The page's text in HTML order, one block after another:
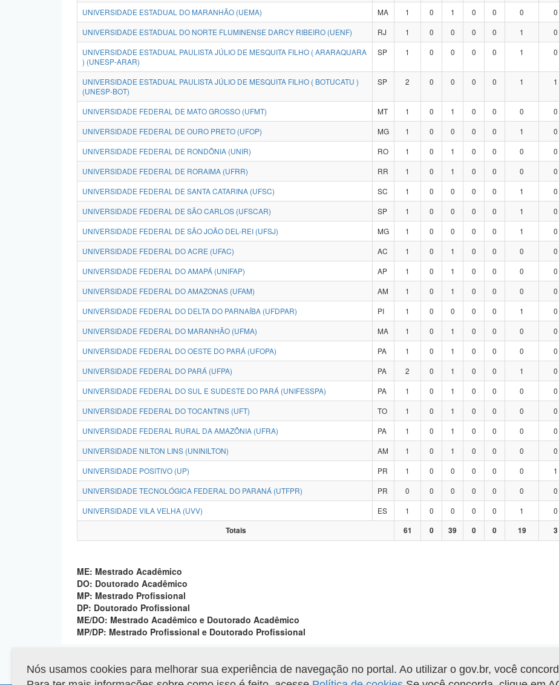
UNIVERSIDADE ESTADUAL DO MARANHÃO (UEMA)
MA 1 0 1 0 0 0 0
UNIVERSIDADE ESTADUAL DO NORTE FLUMINENSE DARCY RIBEIRO (UENF)
RJ 1 0 0 0 0 1 0
UNIVERSIDADE ESTADUAL PAULISTA JÚLIO DE MESQUITA FILHO ( ARARAQUARA
) (UNESP-ARAR)
SP 1 0 0 0 0 1 0
UNIVERSIDADE ESTADUAL PAULISTA JÚLIO DE MESQUITA FILHO ( BOTUCATU )
(UNESP-BOT)
SP 2 0 0 0 0 1 1
UNIVERSIDADE FEDERAL DE MATO GROSSO (UFMT) MT 1 0 1 0 0 0 0
UNIVERSIDADE FEDERAL DE OURO PRETO (UFOP)
MG 1 0 0 0 0 1 0
UNIVERSIDADE FEDERAL DE RONDÔNIA (UNIR)
RO 1 0 1 0 0 0 0
UNIVERSIDADE FEDERAL DE RORAIMA (UFRR)
RR 1 0 1 0 0 0 0
UNIVERSIDADE FEDERAL DE SANTA CATARINA (UFSC)
SC 1 0 0 0 0 1 0
UNIVERSIDADE FEDERAL DE SÃO CARLOS (UFSCAR)
SP 1 0 0 0 0 1 0
UNIVERSIDADE FEDERAL DE SÃO JOÃO DEL-REI (UFSJ)
MG 1 0 0 0 0 1 0
UNIVERSIDADE FEDERAL DO ACRE (UFAC)
AC 1 0 1 0 0 0 0
UNIVERSIDADE FEDERAL DO AMAPÁ (UNIFAP)
AP 1 0 1 0 0 0 0
UNIVERSIDADE FEDERAL DO AMAZONAS (UFAM)
AM 1 0 1 0 0 0 0
UNIVERSIDADE FEDERAL DO DELTA DO PARNAÍBA (UFDPAR)
PI 1 0 0 0 0 1 0
UNIVERSIDADE FEDERAL DO MARANHÃO (UFMA)
MA 1 0 1 0 0 0 0
UNIVERSIDADE FEDERAL DO OESTE DO PARÁ (UFOPA)
PA 1 0 1 0 0 0 0
UNIVERSIDADE FEDERAL DO PARÁ (UFPA)
PA 2 0 1 0 0 1 0
UNIVERSIDADE FEDERAL DO SUL E SUDESTE DO PARÁ (UNIFESSPA)
PA 1 0 1 0 0 0 0
UNIVERSIDADE FEDERAL DO TOCANTINS (UFT)
TO 1 0 1 0 0 0 0
UNIVERSIDADE FEDERAL RURAL DA AMAZÔNIA (UFRA)
PA 1 0 1 0 0 0 0
UNIVERSIDADE NILTON LINS (UNINILTON)
AM 1 0 1 0 0 0 0
UNIVERSIDADE POSITIVO (UP)
PR 1 0 0 0 0 0 1
UNIVERSIDADE TECNOLÓGICA FEDERAL DO PARANÁ (UTFPR)
PR 0 0 0 0 0 0 0
UNIVERSIDADE VILA VELHA (UVV)
ES 1 0 0 0 0 1 0
Totais
61 0 39 0 0 19 3
ME: Mestrado Acadêmico
DO: Doutorado Acadêmico
MP: Mestrado Profissional
DP: Doutorado Profissional
ME/DO: Mestrado Acadêmico e Doutorado Acadêmico
MP/DP: Mestrado Profissional e Doutorado Profissional
Gerar arquivo XLS
Nós usamos cookies para melhorar sua experiência de navegação no portal. Ao utilizar o gov.br, você